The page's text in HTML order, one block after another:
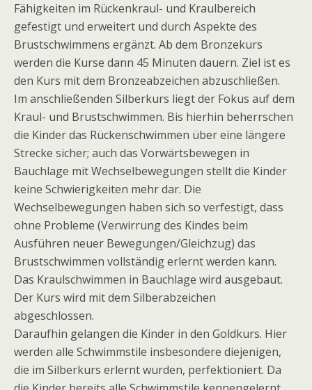
Fähigkeiten im Rückenkraul- und Kraulbereich
gefestigt und erweitert und durch Aspekte des
Brustschwimmens ergänzt. Ab dem Bronzekurs
werden die Kurse dann 45 Minuten dauern. Ziel ist es
den Kurs mit dem Bronzeabzeichen abzuschließen.
Im anschließenden Silberkurs liegt der Fokus auf dem
Kraul- und Brustschwimmen. Bis hierhin beherrschen
die Kinder das Rückenschwimmen über eine längere
Strecke sicher; auch das Vorwärtsbewegen in
Bauchlage mit Wechselbewegungen stellt die Kinder
keine Schwierigkeiten mehr dar. Die
Wechselbewegungen haben sich so verfestigt, dass
ohne Probleme (Verwirrung des Kindes beim
Ausführen neuer Bewegungen/Gleichzug) das
Brustschwimmen vollständig erlernt werden kann.
Das Kraulschwimmen in Bauchlage wird ausgebaut.
Der Kurs wird mit dem Silberabzeichen
abgeschlossen.
Daraufhin gelangen die Kinder in den Goldkurs. Hier
werden alle Schwimmstile insbesondere diejenigen,
die im Silberkurs erlernt wurden, perfektioniert. Da